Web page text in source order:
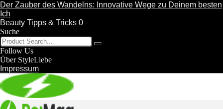
Der Zauber des Wandelns: Innovative Wege zu Deinem besten
Ich
Beauty Tipps & Tricks 0
Suche
Follow Us
Über StyleLiebe
Impressum